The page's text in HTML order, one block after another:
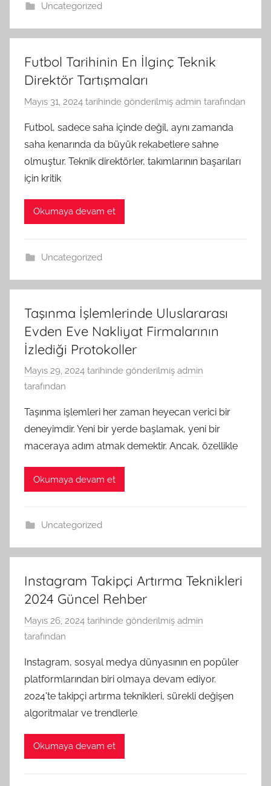
Uncategorized
Futbol Tarihinin En İlginç Teknik
Direktör Tartışmaları
Mayıs 31, 2024 tarihinde gönderilmiş admin tarafından
Futbol, sadece saha içinde değil, aynı zamanda
saha kenarında da büyük rekabetlere sahne
olmuştur. Teknik direktörler, takımlarının başarıları
için kritik
Okumaya devam et
Uncategorized
Taşınma İşlemlerinde Uluslararası
Evden Eve Nakliyat Firmalarının
İzlediği Protokoller
Mayıs 29, 2024 tarihinde gönderilmiş admin
tarafından
Taşınma işlemleri her zaman heyecan verici bir
deneyimdir. Yeni bir yerde başlamak, yeni bir
maceraya adım atmak demektir. Ancak, özellikle
Okumaya devam et
Uncategorized
Instagram Takipçi Artırma Teknikleri
2024 Güncel Rehber
Mayıs 26, 2024 tarihinde gönderilmiş admin
tarafından
Instagram, sosyal medya dünyasının en popüler
platformlarından biri olmaya devam ediyor.
2024'te takipçi artırma teknikleri, sürekli değişen
algoritmalar ve trendlerle
Okumaya devam et